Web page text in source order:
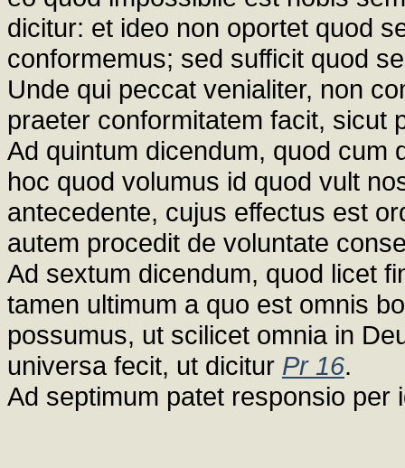
dicitur: et ideo non oportet quod
conformemus; sed sufficit quod
Unde qui peccat venialiter, non
praeter conformitatem facit, sicut
Ad quintum dicendum, quod cum
hoc quod volumus id quod vult
antecedente, cujus effectus est
autem procedit de voluntate
Ad sextum dicendum, quod licet
tamen ultimum a quo est omnis
possumus, ut scilicet omnia in
universa fecit, ut dicitur Pr 16.
Ad septimum patet responsio per